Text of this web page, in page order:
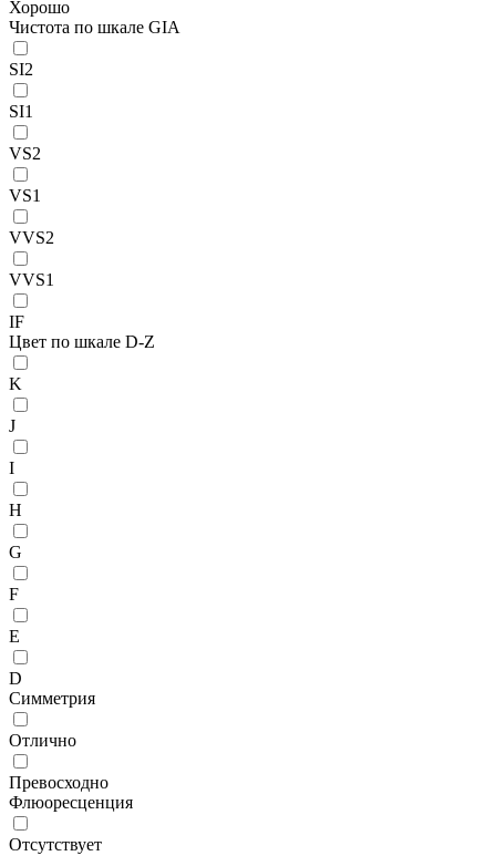
Хорошо
Чистота по шкале GIA
SI2
SI1
VS2
VS1
VVS2
VVS1
IF
Цвет по шкале D-Z
K
J
I
H
G
F
E
D
Симметрия
Отлично
Превосходно
Флюоресценция
Отсутствует